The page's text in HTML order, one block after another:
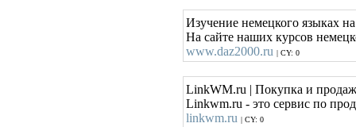
Изучение немецкого языках
На сайте наших курсов
www.daz2000.ru | CY: 0
LinkWM.ru | Покупка и
Linkwm.ru - это сервис по
linkwm.ru | CY: 0